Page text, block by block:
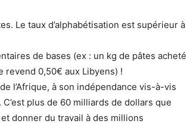
Le taux d’alphabétisation est supérieur à
de bases (ex : un kg de pâtes acheté
revend 0,50€ aux Libyens) !
l’Afrique, à son indépendance vis-à-vis
plus de 60 milliards de dollars que
donner du travail à des millions